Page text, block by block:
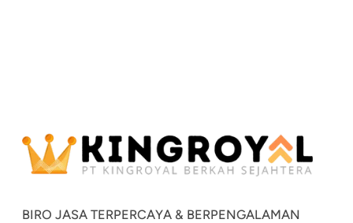
BIRO JASA TERPERCAYA & BERPENGALAMAN